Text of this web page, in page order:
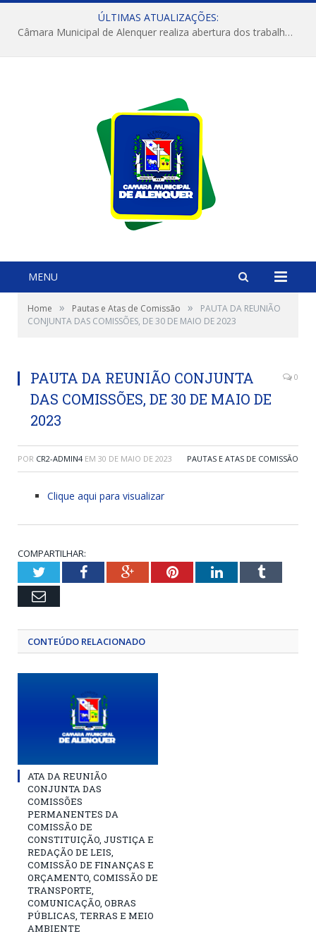
ÚLTIMAS ATUALIZAÇÕES:
Câmara Municipal de Alenquer realiza abertura dos trabalhos do 4º Período Legislativo
MENU
Home » Pautas e Atas de Comissão »
PAUTA DA REUNIÃO
CONJUNTA DAS COMISSÕES, DE 30 DE MAIO DE 2023
PAUTA DA REUNIÃO CONJUNTA
DAS COMISSÕES, DE 30 DE MAIO DE
2023
0
POR CR2-ADMIN4 EM 30 DE MAIO DE 2023 PAUTAS E ATAS DE COMISSÃO
Clique aqui para visualizar
COMPARTILHAR:
TwitterFacebookGoogle+PinterestLinkedInTumblr
Email
CONTEÚDO RELACIONADO
ATA DA REUNIÃO
CONJUNTA DAS
COMISSÕES
PERMANENTES DA
COMISSÃO DE
CONSTITUIÇÃO, JUSTIÇA E
REDAÇÃO DE LEIS,
COMISSÃO DE FINANÇAS E
ORÇAMENTO, COMISSÃO DE
TRANSPORTE,
COMUNICAÇÃO, OBRAS
PÚBLICAS, TERRAS E MEIO
AMBIENTE